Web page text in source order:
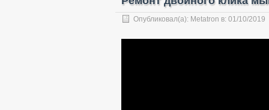
Опубликовал(а): Metatron в: 01/10/2019